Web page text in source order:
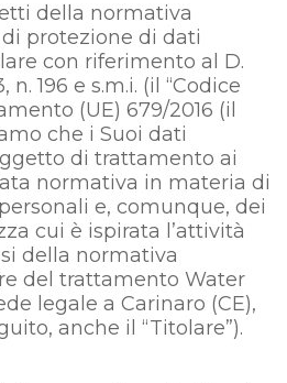
della normativa
protezione di dati
con riferimento al D.
196 e s.m.i. (il “Codice
(UE) 679/2016 (il
che i Suoi dati
di trattamento ai
normativa in materia di
e, comunque, dei
cui è ispirata l’attività
della normativa
del trattamento Water
legale a Carinaro (CE),
anche il “Titolare”).